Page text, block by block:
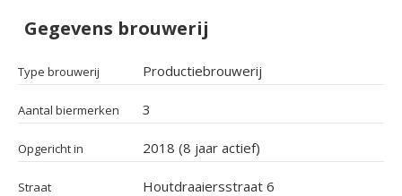
Gegevens brouwerij
Type brouwerij Productiebrouwerij
Aantal biermerken 3
Opgericht in 2018 (8 jaar actief)
Straat Houtdraaiersstraat 6